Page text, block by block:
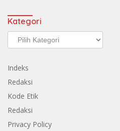
Kategori
Kategori
Indeks
Redaksi
Kode Etik
Redaksi
Privacy Policy